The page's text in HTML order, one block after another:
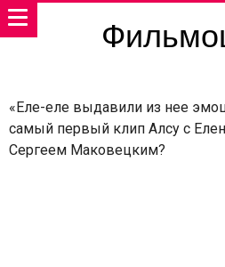
«Еле-еле выдавили из нее
самый первый клип Алсу с
Сергеем Маковецким?